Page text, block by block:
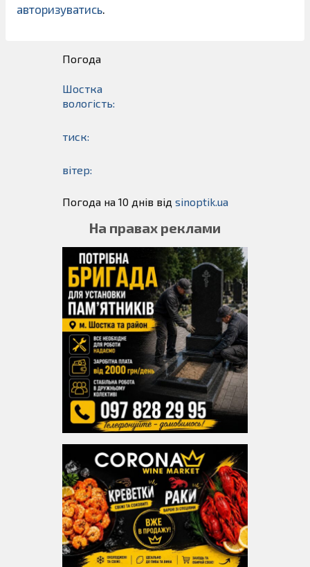
авторизуватись.
Погода
Шостка
вологість:
тиск:
вітер:
Погода на 10 днів від sinoptik.ua
На правах реклами